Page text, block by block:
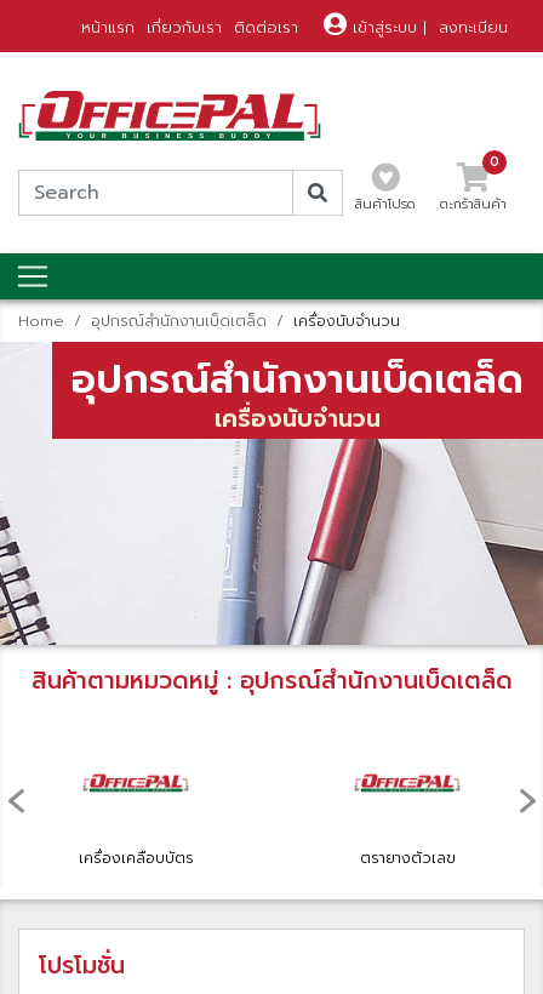
เข้าสู่ระบบ | ลงทะเบียน
หน้าแรก เกี่ยวกับเรา ติดต่อเรา
สินค้าโปรด ตะกร้าสินค้า
0
Home อุปกรณ์สำนักงานเบ็ดเตล็ด เครื่องนับจำนวน
อุปกรณ์สำนักงานเบ็ดเตล็ด
เครื่องนับจำนวน
สินค้าตามหมวดหมู่ : อุปกรณ์สำนักงานเบ็ดเตล็ด
เครื่องเคลือบบัตร ตรายางตัวเลข
‹ ›
โปรโมชั่น